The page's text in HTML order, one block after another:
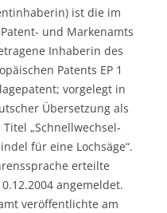
ist die im
und Markenamts
Inhaberin des
Patents EP 1
vorgelegt in
Übersetzung als
„Schnellwechsel-
für eine Lochsäge“.
erteilte
angemeldet.
veröffentlichte am